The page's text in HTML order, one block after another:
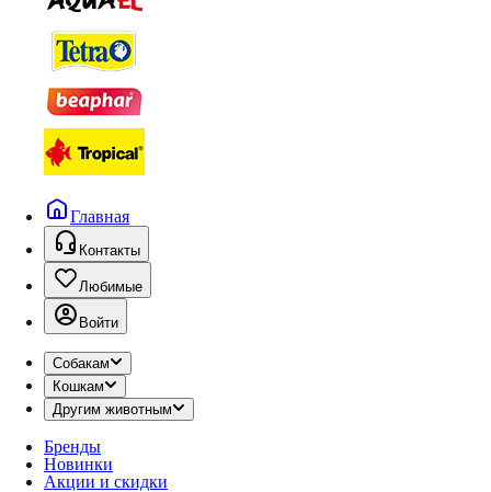
Главная
Контакты
Любимые
Войти
Собакам
Кошкам
Другим животным
Бренды
Новинки
Акции и скидки